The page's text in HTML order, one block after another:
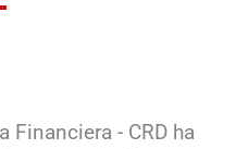
Financiera - CRD ha